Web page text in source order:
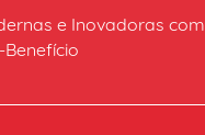
e Inovadoras com